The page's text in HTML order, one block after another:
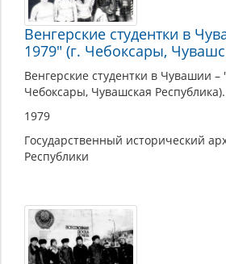
Венгерские студентки в
1979" (г. Чебоксары,
Венгерские студентки в Чувашии –
Чебоксары, Чувашская
1979
Государственный исторический
Республики